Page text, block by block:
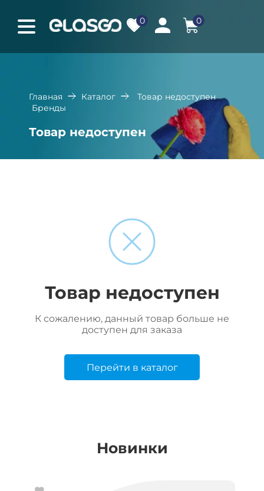
0 0
Главная Каталог
Товар недоступен
Бренды
Товар недоступен
Товар недоступен
К сожалению, данный товар больше не
доступен для заказа
Перейти в каталог
Новинки